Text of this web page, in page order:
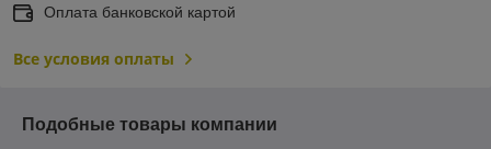
Оплата банковской картой
Все условия оплаты
Подобные товары компании